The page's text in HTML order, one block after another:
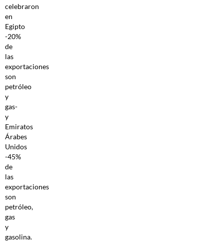
celebraron
en
Egipto
-20%
de
las
exportaciones
son
petróleo
y
gas-
y
Emiratos
Árabes
Unidos
-45%
de
las
exportaciones
son
petróleo,
gas
y
gasolina.